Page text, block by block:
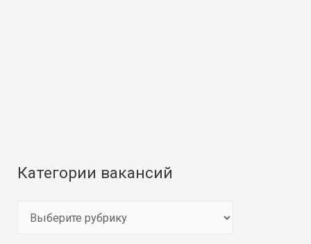
Категории вакансий